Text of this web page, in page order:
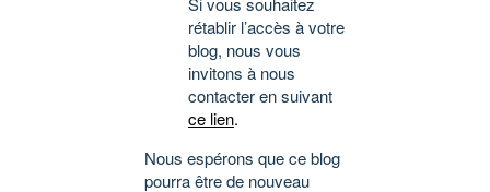
rétablir l’accès à votre
blog, nous vous
invitons à nous
contacter en suivant
ce lien.
Nous espérons que ce blog
pourra être de nouveau